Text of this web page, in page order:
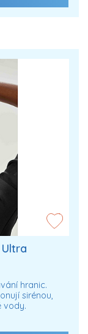
hranic.
sirénou,
vody.